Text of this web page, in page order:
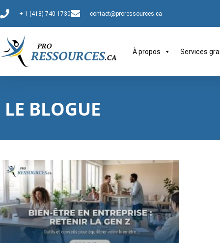
+ 1 (418) 740-1730 contact@proressources.ca
À propos Services
LE BLOGUE